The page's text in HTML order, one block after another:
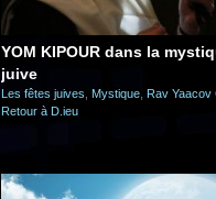
YOM KIPOUR dans la
juive
Les fêtes juives Mystique Rav Yaacov
Retour à D.ieu